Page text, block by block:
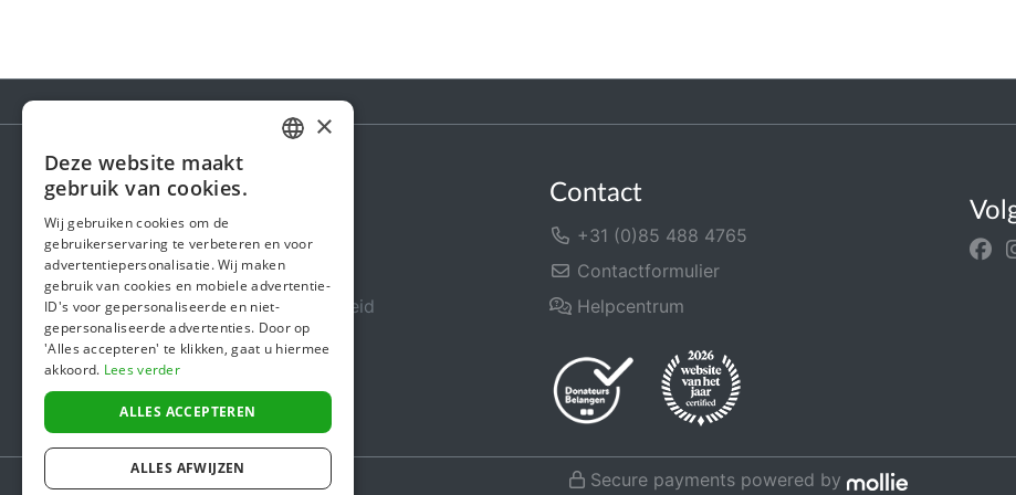
Steunactie
Over ons
In de media
Veiligheid & Betrouwbaarheid
Algemene voorwaarden
Privacybeleid
Cookiebeleid
Contact
+31 (0)85 488 4765
Contactformulier
Helpcentrum
Secure payments powered by
ENGLISH
×
Deze website maakt
gebruik van cookies.
Wij gebruiken cookies om de
gebruikerservaring te verbeteren en voor
advertentiepersonalisatie. Wij maken
gebruik van cookies en mobiele advertentie-
ID's voor gepersonaliseerde en niet-
gepersonaliseerde advertenties. Door op
'Alles accepteren' te klikken, gaat u hiermee
akkoord. Lees verder
ALLES ACCEPTEREN
ALLES AFWIJZEN